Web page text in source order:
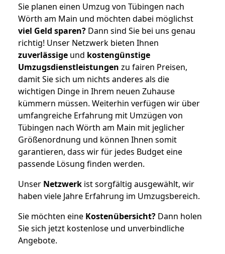
Sie planen einen Umzug von Tübingen nach
Wörth am Main und möchten dabei möglichst
viel Geld sparen? Dann sind Sie bei uns genau
richtig! Unser Netzwerk bieten Ihnen
zuverlässige und kostengünstige
Umzugsdienstleistungen zu fairen Preisen,
damit Sie sich um nichts anderes als die
wichtigen Dinge in Ihrem neuen Zuhause
kümmern müssen. Weiterhin verfügen wir über
umfangreiche Erfahrung mit Umzügen von
Tübingen nach Wörth am Main mit jeglicher
Größenordnung und können Ihnen somit
garantieren, dass wir für jedes Budget eine
passende Lösung finden werden.
Unser Netzwerk ist sorgfältig ausgewählt, wir
haben viele Jahre Erfahrung im Umzugsbereich.
Sie möchten eine Kostenübersicht? Dann holen
Sie sich jetzt kostenlose und unverbindliche
Angebote.